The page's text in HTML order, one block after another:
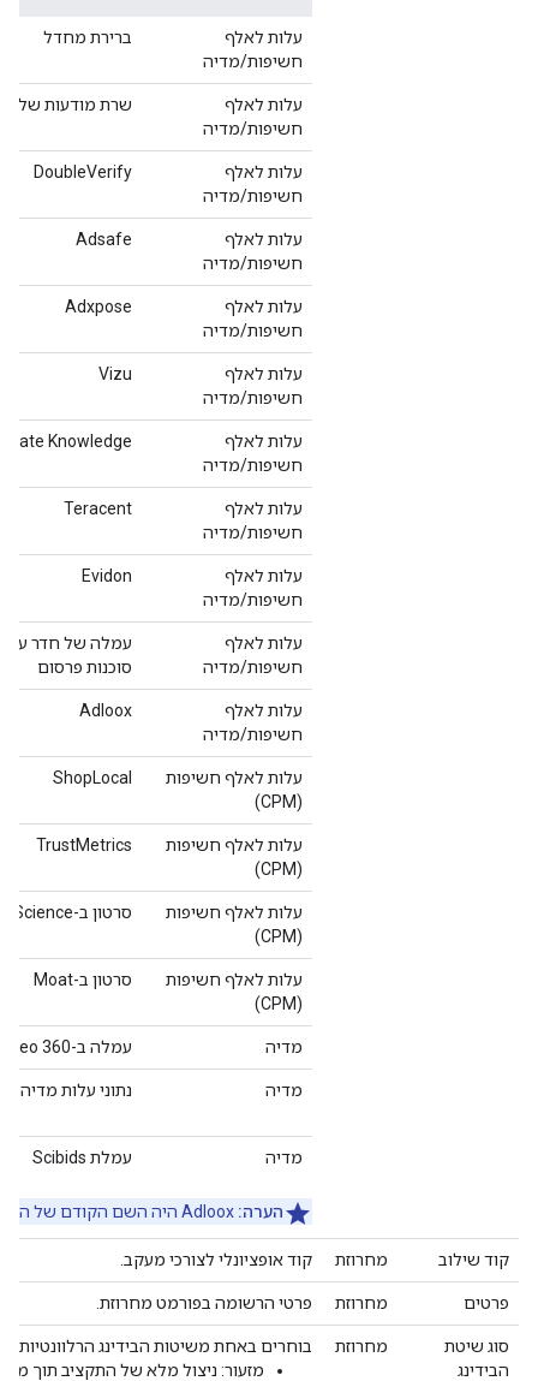
עלות לאלף
חשיפות/מדיה
ברירת מחדל
עלות לאלף
חשיפות/מדיה
שרת מודעות של
עלות לאלף
חשיפות/מדיה
DoubleVerify
עלות לאלף
חשיפות/מדיה
Adsafe
עלות לאלף
חשיפות/מדיה
Adxpose
עלות לאלף
חשיפות/מדיה
Vizu
עלות לאלף
חשיפות/מדיה
Knowledge
עלות לאלף
חשיפות/מדיה
Teracent
עלות לאלף
חשיפות/מדיה
Evidon
עלות לאלף
חשיפות/מדיה
עמלה של חדר
סוכנות פרסום
עלות לאלף
חשיפות/מדיה
Adloox
עלות לאלף חשיפות
(CPM)
ShopLocal
עלות לאלף חשיפות
(CPM)
TrustMetrics
עלות לאלף חשיפות
(CPM)
סרטון ב-Integral Ad Science
עלות לאלף חשיפות
(CPM)
סרטון ב-Moat
מדיה עמלה ב-Display & Video 360
מדיה נתוני עלות מדיה
מדיה עמלת Scibids
הערה:
קוד שילוב מחרוזת קוד אופציונלי לצורכי מעקב.
פרטים מחרוזת פרטי הרשומה בפורמט מחרוזת.
סוג שיטת
הבידינג
מחרוזת בוחרים באחת משיטות הבידינג הרלוונטיות: